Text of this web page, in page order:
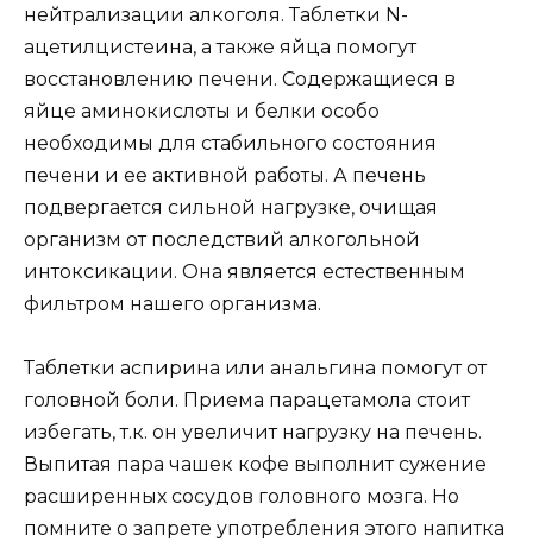
нейтрализации алкоголя. Таблетки N-
ацетилцистеина, а также яйца помогут
восстановлению печени. Содержащиеся в
яйце аминокислоты и белки особо
необходимы для стабильного состояния
печени и ее активной работы. А печень
подвергается сильной нагрузке, очищая
организм от последствий алкогольной
интоксикации. Она является естественным
фильтром нашего организма.
Таблетки аспирина или анальгина помогут от
головной боли. Приема парацетамола стоит
избегать, т.к. он увеличит нагрузку на печень.
Выпитая пара чашек кофе выполнит сужение
расширенных сосудов головного мозга. Но
помните о запрете употребления этого напитка